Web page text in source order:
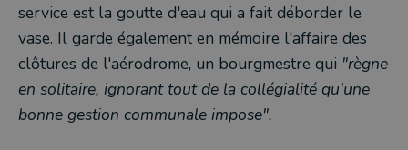
service est la goutte d'eau qui a fait déborder le
vase. Il garde également en mémoire l'affaire des
clôtures de l'aérodrome, un bourgmestre qui "règne
en solitaire, ignorant tout de la collégialité qu'une
bonne gestion communale impose".